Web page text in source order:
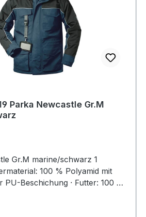
8000 mm auf Anfrage
bis Gr. 4XL lieferbar
Parka Newcastle Gr.M
Gr.M marine/schwarz 1
100 % Polyamid mit
PU-Beschichung · Futter: 100 %